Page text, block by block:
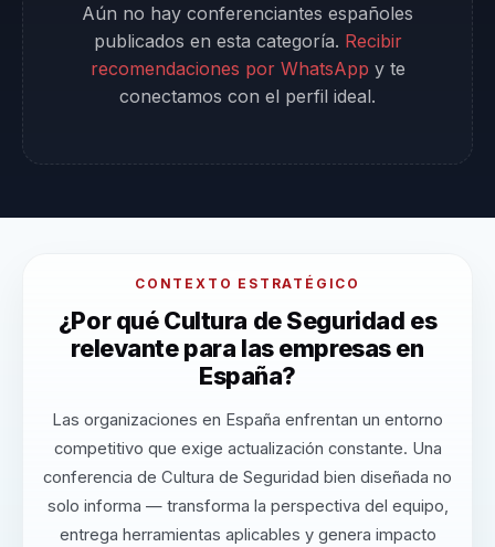
Aún no hay conferenciantes españoles
publicados en esta categoría. Recibir
recomendaciones por WhatsApp y te
conectamos con el perfil ideal.
CONTEXTO ESTRATÉGICO
¿Por qué Cultura de Seguridad es
relevante para las empresas en
España?
Las organizaciones en España enfrentan un entorno
competitivo que exige actualización constante. Una
conferencia de Cultura de Seguridad bien diseñada no
solo informa — transforma la perspectiva del equipo,
entrega herramientas aplicables y genera impacto